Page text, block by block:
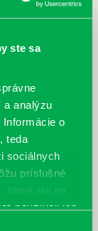
ste sa
a analýzu
o
teda
sociálnych
príslušné
ktoré ste im
používali ich